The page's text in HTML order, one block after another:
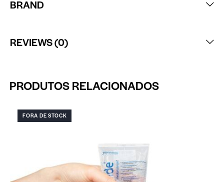
BRAND
REVIEWS (0)
PRODUTOS RELACIONADOS
FORA DE STOCK